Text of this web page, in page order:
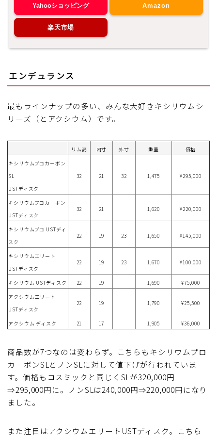
Yahooショッピング Amazon
楽天市場
エンデュランス
最もラインナップの多い、みんな大好きキシリウムシ
リーズ（とアクシウム）です。
リム高 内寸 外寸 重量
価格
キシリウムプロカーボン
SL
USTディスク
32 21 32 1,475 ¥295,000
キシリウムプロカーボン
USTディスク
32 21 1,620 ¥220,000
キシリウムプロ USTディ
スク
22 19 23 1,650 ¥145,000
キシリウムエリート
USTディスク
22 19 23 1,670 ¥100,000
キシリウム USTディスク 22 19 1,690
¥75,000
アクシウムエリート
USTディスク
22 19 1,790 ¥25,500
アクシウム ディスク 21 17 1,905 ¥36,000
商品数が7つなのは変わらず。こちらもキシリウムプロ
カーボンSLとノンSLに対して値下げが行われていま
す。価格もコスミックと同じくSLが320,000円
⇒295,000円に。ノンSLは240,000円⇒220,000円になり
ました。
また注目はアクシウムエリートUSTディスク。こちら